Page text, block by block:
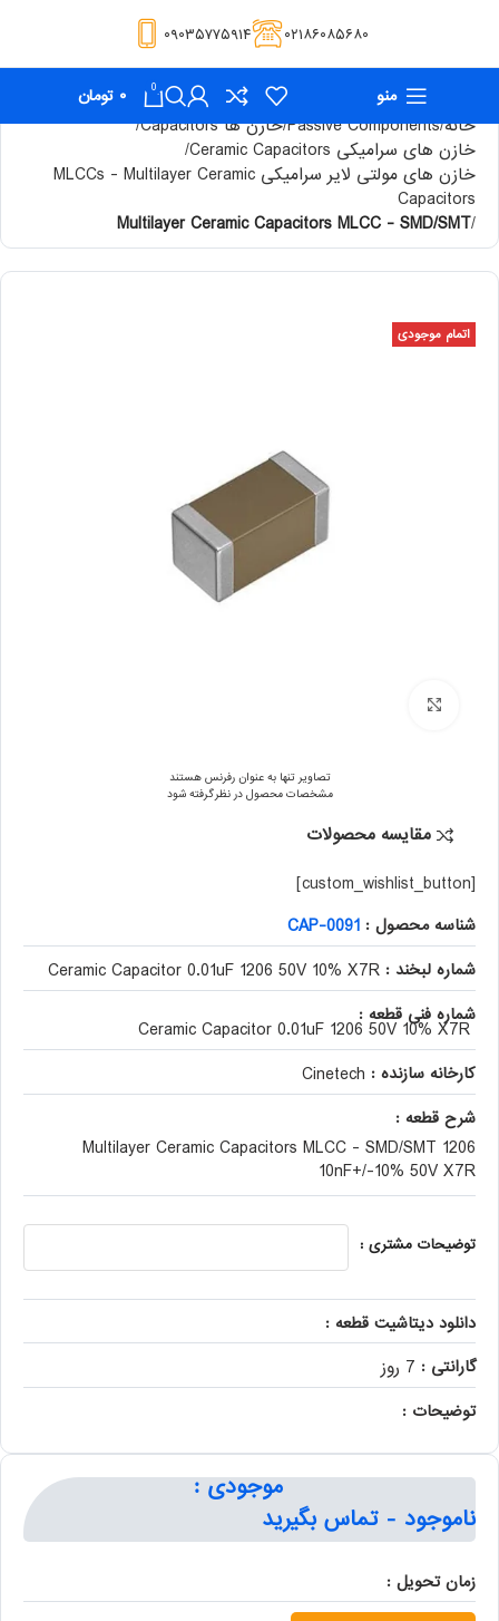
۰۲۱۸۶۰۸۵۶۸۰ ۰۹۰۳۵۷۷۵۹۱۴
منو 0 ۰ تومان
خانهPassive Componentsخازن ها Capacitors
خازن های سرامیکی Ceramic Capacitors
خازن های مولتی لایر سرامیکی MLCCs - Multilayer Ceramic
Capacitors
Multilayer Ceramic Capacitors MLCC - SMD/SMT
اتمام موجودی
تصاویر تنها به عنوان رفرنس هستند
مشخصات محصول در نظر گرفته شود
مقایسه محصولات
[custom_wishlist_button]
شناسه محصول : CAP-0091
شماره لبخند : Ceramic Capacitor 0.01uF 1206 50V 10% X7R
شماره فنی قطعه :
Ceramic Capacitor 0.01uF 1206 50V 10% X7R
کارخانه سازنده : Cinetech
شرح قطعه :
Multilayer Ceramic Capacitors MLCC - SMD/SMT 1206
10nF+/-10% 50V X7R
توضیحات مشتری :
دانلود دیتاشیت قطعه :
گارانتی : 7 روز
توضیحات :
موجودی :
ناموجود - تماس بگیرید
زمان تحویل :